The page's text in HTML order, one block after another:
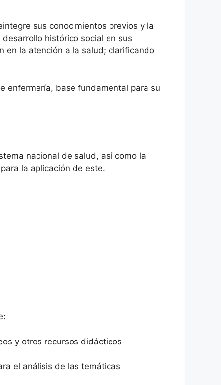
sus conocimientos previos y la
histórico social en sus
en la atención a la salud; clarificando
enfermería, base fundamental para su
nacional de salud, así como la
la aplicación de este.
y otros recursos didácticos
el análisis de las temáticas